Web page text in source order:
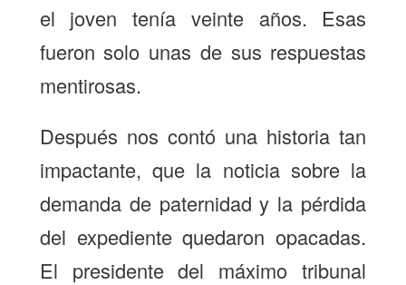
el joven tenía veinte años. Esas
fueron solo unas de sus respuestas
mentirosas.
Después nos contó una historia tan
impactante, que la noticia sobre la
demanda de paternidad y la pérdida
del expediente quedaron opacadas.
El presidente del máximo tribunal